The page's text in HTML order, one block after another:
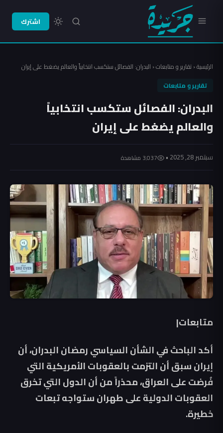
اشترك
الرئيسية‹تقارير و متابعات‹ البدران: الفصائل ستكسب انتخابياً والعالم يضغط على إيران
تقارير و متابعات
البدران: الفصائل ستكسب انتخابياً
والعالم يضغط على إيران
سبتمبر 28, 2025 • 3٬037 مشاهدة
متابعات|
أكد الباحث في الشأن السياسي رمضان البدران، أن
إيران سبق أن التزمت بالعقوبات الأمريكية التي
فُرضت على العراق، محذراً من أن الدول التي تخرق
العقوبات الدولية على طهران ستواجه تبعات
خطيرة.